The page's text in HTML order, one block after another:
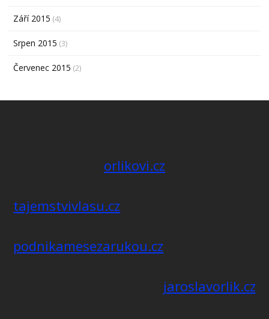
Září 2015 (4)
Srpen 2015 (3)
Červenec 2015 (2)
orlikovi.cz
tajemstvivlasu.cz
podnikamesezarukou.cz
jaroslavorlik.cz